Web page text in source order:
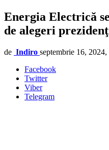
Energia Electrică
de alegeri
de Indiro septembrie 16, 2024,
Facebook
Twitter
Viber
Telegram